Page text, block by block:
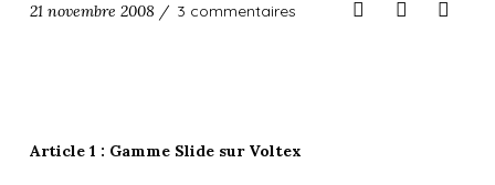
21 novembre 2008 / 3 commentaires
Article 1 : Gamme Slide sur Voltex